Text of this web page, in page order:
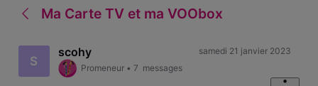
Ma Carte TV et ma VOObox
S
scohy
Promeneur • 7 messages
samedi 21 janvier 2023